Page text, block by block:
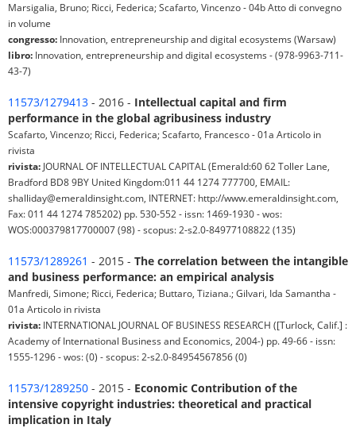
Marsigalia, Bruno; Ricci, Federica; Scafarto, Vincenzo - 04b Atto di convegno
in volume
congresso: Innovation, entrepreneurship and digital ecosystems (Warsaw)
libro: Innovation, entrepreneurship and digital ecosystems - (978-9963-711-
43-7)
11573/1279413 - 2016 - Intellectual capital and firm
performance in the global agribusiness industry
Scafarto, Vincenzo; Ricci, Federica; Scafarto, Francesco - 01a Articolo in
rivista
rivista: JOURNAL OF INTELLECTUAL CAPITAL (Emerald:60 62 Toller Lane,
Bradford BD8 9BY United Kingdom:011 44 1274 777700, EMAIL:
shalliday@emeraldinsight.com, INTERNET: http://www.emeraldinsight.com,
Fax: 011 44 1274 785202) pp. 530-552 - issn: 1469-1930 - wos:
WOS:000379817700007 (98) - scopus: 2-s2.0-84977108822 (135)
11573/1289261 - 2015 - The correlation between the intangible
and business performance: an empirical analysis
Manfredi, Simone; Ricci, Federica; Buttaro, Tiziana.; Gilvari, Ida Samantha -
01a Articolo in rivista
rivista: INTERNATIONAL JOURNAL OF BUSINESS RESEARCH ([Turlock, Calif.] :
Academy of International Business and Economics, 2004-) pp. 49-66 - issn:
1555-1296 - wos: (0) - scopus: 2-s2.0-84954567856 (0)
11573/1289250 - 2015 - Economic Contribution of the
intensive copyright industries: theoretical and practical
implication in Italy